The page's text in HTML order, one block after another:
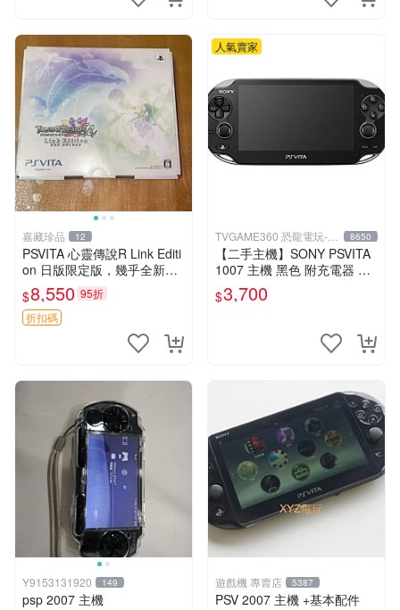
嘉藏珍品 12
PSVITA 心靈傳說R Link Editi
on 日版限定版，幾乎全新，
配件齊全，原裝包裝盒，說明
書，底座，掛件，布袋，卡都
在，游戲光盤已拆封但保存
$8,550 95折
折扣碼
人氣賣家
TVGAME360 恐龍電玩-台
中店
8650
【二手主機】SONY PSVITA
1007 主機 黑色 附充電器 US
B傳輸線 PS VITA PSV【台中
恐龍電玩】
$3,700
Y9153131920 149
psp 2007 主機
遊戲機 專賣店 5387
PSV 2007 主機 +基本配件